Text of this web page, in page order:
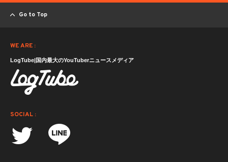
Go to Top
WE ARE :
LogTube|国内最大のYouTuberニュースメディア
SOCIAL :